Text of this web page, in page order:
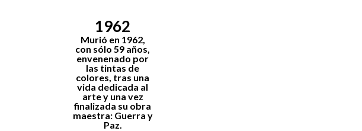
1962
Murió en 1962,
con sólo 59 años,
envenenado por
las tintas de
colores, tras una
vida dedicada al
arte y una vez
finalizada su obra
maestra: Guerra y
Paz.